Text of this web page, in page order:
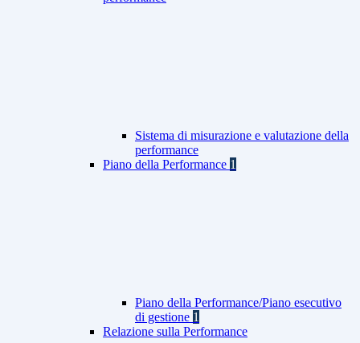
Sistema di misurazione e valutazione della
performance
Piano della Performance 1
Piano della Performance/Piano esecutivo
di gestione 1
Relazione sulla Performance